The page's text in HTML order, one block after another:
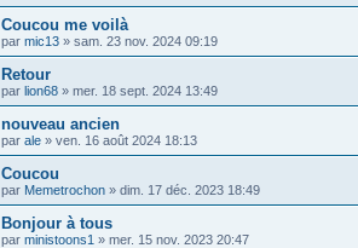
Coucou me voilà
par mic13 » sam. 23 nov. 2024 09:19
Retour
par lion68 » mer. 18 sept. 2024 13:49
nouveau ancien
par ale » ven. 16 août 2024 18:13
Coucou
par Memetrochon » dim. 17 déc. 2023 18:49
Bonjour à tous
par ministoons1 » mer. 15 nov. 2023 20:47